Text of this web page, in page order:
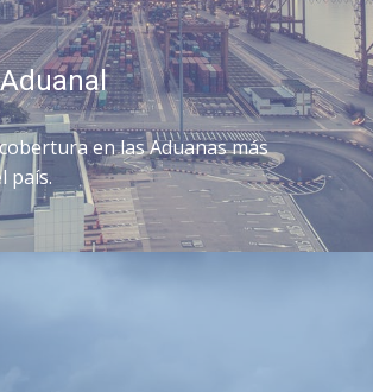
en las Aduanas más
país.